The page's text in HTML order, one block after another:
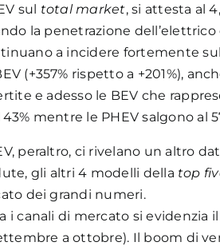
sul total market, si attesta al
la penetrazione
a incidere fortemente
(+357% rispetto a +201%),
e adesso le BEV che
mentre le PHEV salgono al
peraltro, ci rivelano un altro
gli altri 4 modelli della top
dei grandi numeri.
i canali di mercato si evidenzia
a ottobre). Il boom di